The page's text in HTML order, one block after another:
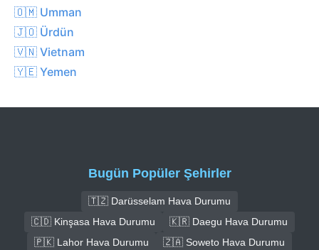
🇴🇲 Umman
🇯🇴 Ürdün
🇻🇳 Vietnam
🇾🇪 Yemen
Bugün Popüler Şehirler
🇹🇿 Darüsselam Hava Durumu
🇨🇩 Kinşasa Hava Durumu
🇰🇷 Daegu Hava Durumu
🇵🇰 Lahor Hava Durumu
🇿🇦 Soweto Hava Durumu